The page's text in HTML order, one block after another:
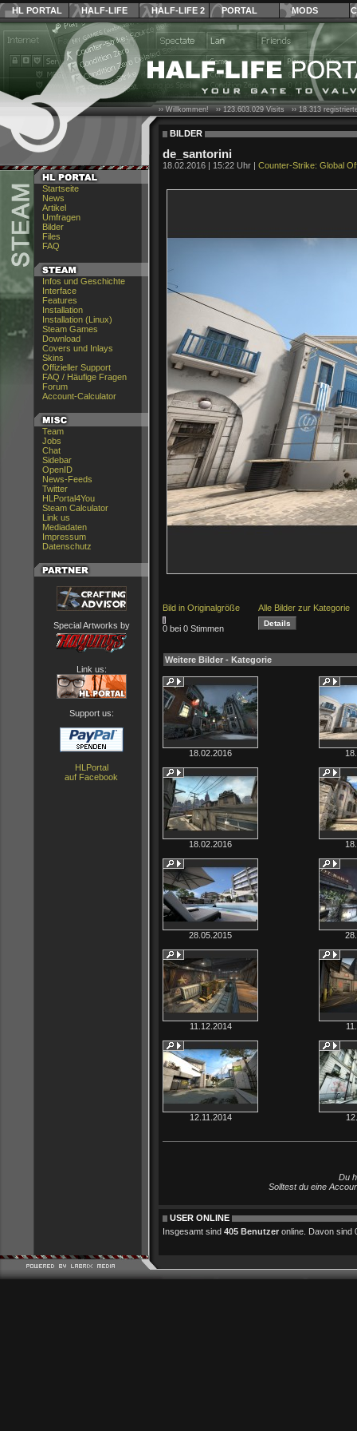
HL PORTAL HALF-LIFE HALF-LIFE 2 PORTAL MODS
Startseite
News
Artikel
Umfragen
Bilder
Files
FAQ
Infos und Geschichte
Interface
Features
Installation
Installation (Linux)
Steam Games
Download
Covers und Inlays
Skins
Offizieller Support
FAQ / Häufige Fragen
Forum
Account-Calculator
Team
Jobs
Chat
Sidebar
OpenID
News-Feeds
Twitter
HLPortal4You
Steam Calculator
Link us
Mediadaten
Impressum
Datenschutz
Special Artworks by
Link us:
Support us:
HLPortal
auf Facebook
›› Willkommen! ››123.603.029Visits ››18.313
BILDER
de_santorini
18.02.2016 | 15:22 Uhr | Counter-Strike: Global
Bild in Originalgröße Alle Bilder zur Kategorie
0 bei 0 Stimmen
Weitere Bilder - Kategorie
18.02.2016
18.02.2016
28.05.2015
11.12.2014
12.11.2014
Du
Solltest du eine
USER ONLINE
Insgesamt sind 405 Benutzer online. Davon sind